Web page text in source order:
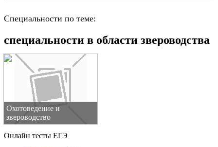
Специальности по теме:
специальности в области звероводства
Охотоведение и
звероводство
Онлайн тесты ЕГЭ